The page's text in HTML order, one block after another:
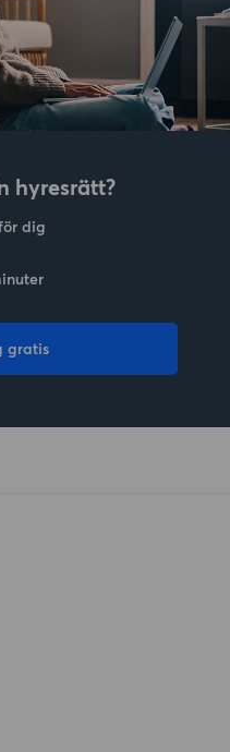
hyresrätt?
dig
gratis